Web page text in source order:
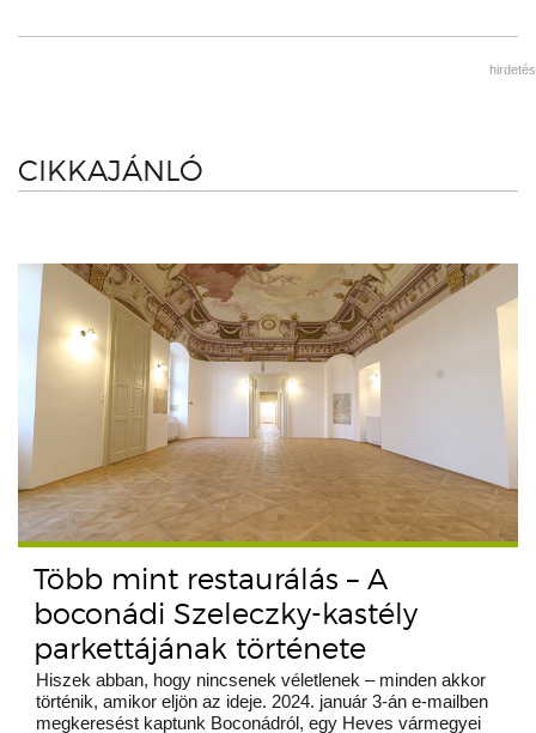
hirdetés
CIKKAJÁNLÓ
Több mint restaurálás – A
boconádi Szeleczky-kastély
parkettájának története
Hiszek abban, hogy nincsenek véletlenek – minden akkor
történik, amikor eljön az ideje. 2024. január 3-án e-mailben
megkeresést kaptunk Boconádról, egy Heves vármegyei